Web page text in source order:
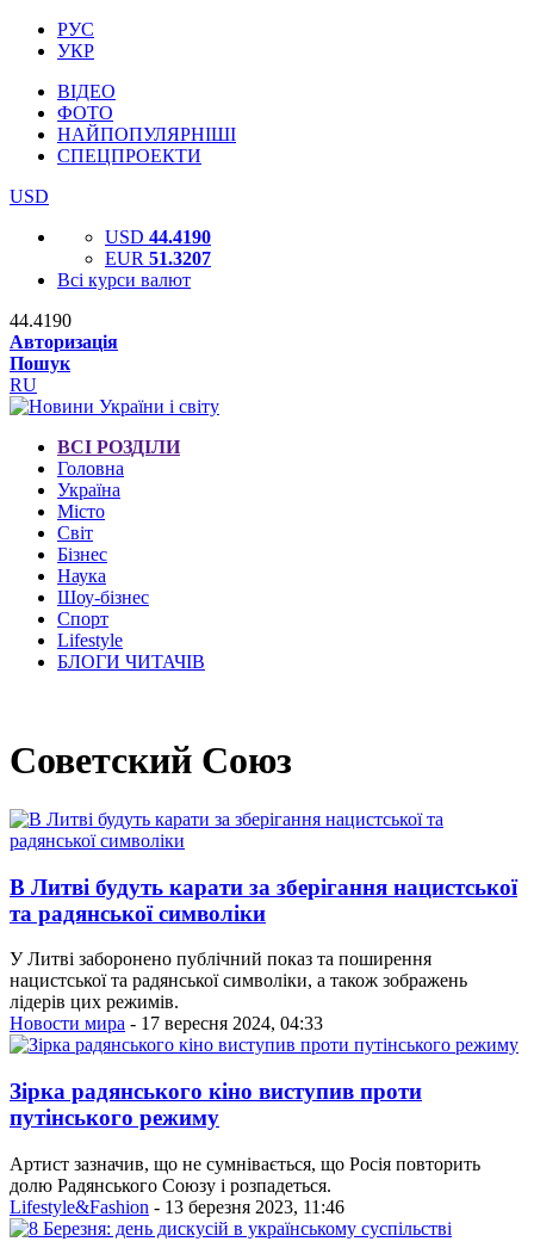
РУС
УКР
ВІДЕО
ФОТО
НАЙПОПУЛЯРНІШІ
СПЕЦПРОЕКТИ
USD
USD 44.4190
EUR 51.3207
Всі курси валют
44.4190
Авторизація
Пошук
RU
ВСІ РОЗДІЛИ
Головна
Україна
Місто
Світ
Бізнес
Наука
Шоу-бізнес
Спорт
Lifestyle
БЛОГИ ЧИТАЧІВ
Советский Союз
В Литві будуть карати за зберігання нацистської
та радянської символіки
У Литві заборонено публічний показ та поширення
нацистської та радянської символіки, а також зображень
лідерів цих режимів.
Новости мира - 17 вересня 2024, 04:33
Зірка радянського кіно виступив проти
путінського режиму
Артист зазначив, що не сумнівається, що Росія повторить
долю Радянського Союзу і розпадеться.
Lifestyle&Fashion - 13 березня 2023, 11:46